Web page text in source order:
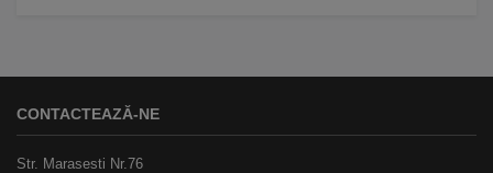
CONTACTEAZĂ-NE
Str. Marasesti Nr.76